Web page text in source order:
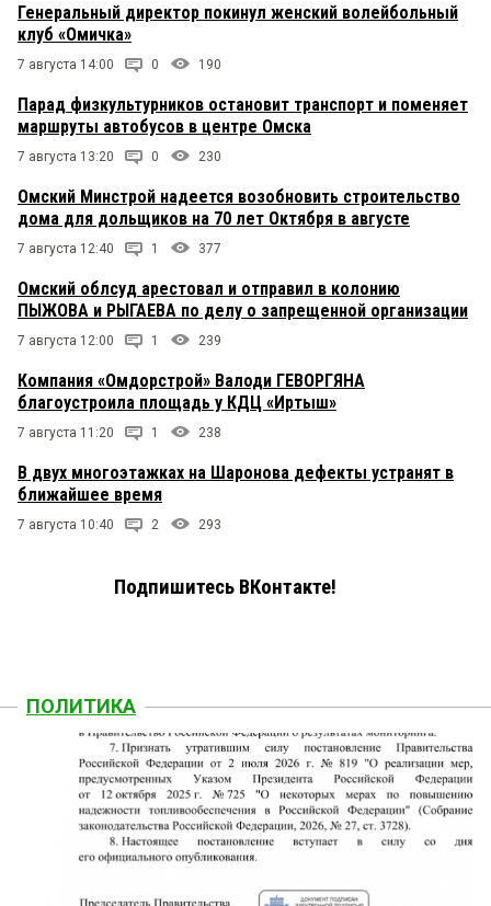
Генеральный директор покинул женский волейбольный
клуб «Омичка»
7 августа 14:00 0 190
Парад физкультурников остановит транспорт и поменяет
маршруты автобусов в центре Омска
7 августа 13:20 0 230
Омский Минстрой надеется возобновить строительство
дома для дольщиков на 70 лет Октября в августе
7 августа 12:40 1 377
Омский облсуд арестовал и отправил в колонию
ПЫЖОВА и РЫГАЕВА по делу о запрещенной организации
7 августа 12:00 1 239
Компания «Омдорстрой» Валоди ГЕВОРГЯНА
благоустроила площадь у КДЦ «Иртыш»
7 августа 11:20 1 238
В двух многоэтажках на Шаронова дефекты устранят в
ближайшее время
7 августа 10:40 2 293
Подпишитесь ВКонтакте!
ПОЛИТИКА